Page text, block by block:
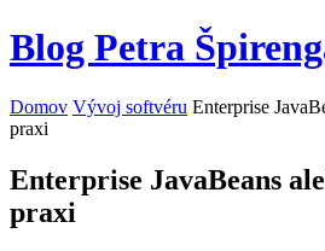
Blog Petra
Domov Vývoj softvéru Enterprise
praxi
Enterprise JavaBeans
praxi